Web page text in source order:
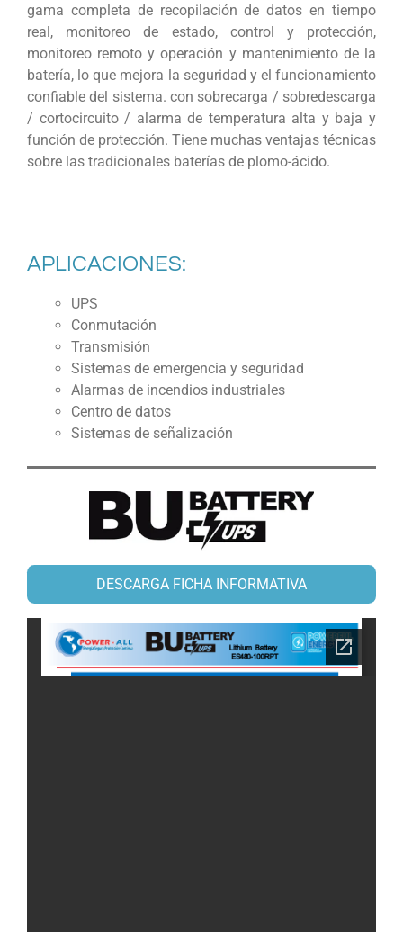
gama completa de recopilación de datos en tiempo
real, monitoreo de estado, control y protección,
monitoreo remoto y operación y mantenimiento de la
batería, lo que mejora la seguridad y el funcionamiento
confiable del sistema. con sobrecarga / sobredescarga
/ cortocircuito / alarma de temperatura alta y baja y
función de protección. Tiene muchas ventajas técnicas
sobre las tradicionales baterías de plomo-ácido.
APLICACIONES:
UPS
Conmutación
Transmisión
Sistemas de emergencia y seguridad
Alarmas de incendios industriales
Centro de datos
Sistemas de señalización
DESCARGA FICHA INFORMATIVA